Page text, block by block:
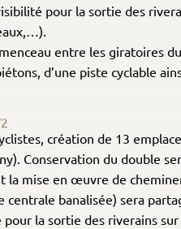
pour la sortie des
entre les giratoires
d’une piste cyclable
création de 13
Conservation du double
la mise en œuvre de
banalisée) sera
la sortie des riverains